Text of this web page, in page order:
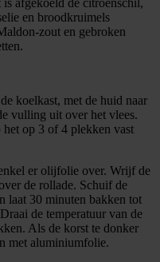
afgekoeld de citroenschil,
en broodkruimels
zout en gebroken
koelkast, met de huid naar
vulling uit over het vlees.
op 3 of 4 plekken vast
er olijfolie over. Wrijf de
de rollade. Schuif de
laat 30 minuten bakken tot
de temperatuur van de
Als de korst te donker
met aluminiumfolie.